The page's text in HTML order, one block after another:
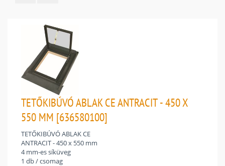
TETŐKIBÚVÓ ABLAK CE ANTRACIT - 450 X
550 MM [636580100]
TETŐKIBÚVÓ ABLAK CE
ANTRACIT - 450 x 550 mm
4 mm-es síküveg
1 db / csomag